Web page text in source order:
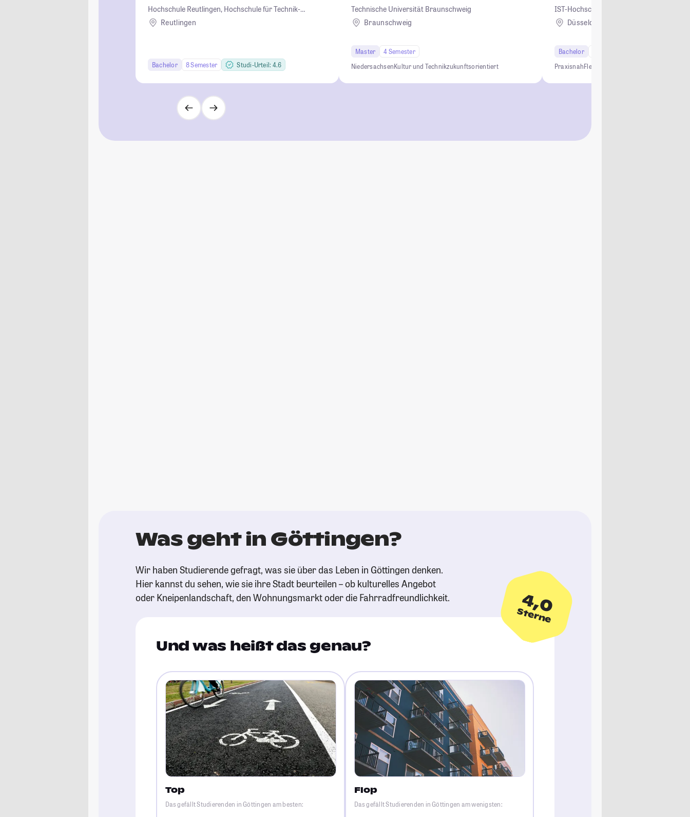
Hochschule Reutlingen, Hochschule für Technik-
Wirtschaft-Informatik-Design
Reutlingen
Bachelor 8 Semester Studi-Urteil: 4.6
Technische Universität Braunschweig
Braunschweig
Master
4 Semester
NiedersachsenKultur und Technikzukunftsorientiert
IST-Hochschule für Management
Düsseldorf
Bachelor
PraxisnahFlexibel studieren
Was geht in Göttingen?
Wir haben Studierende gefragt, was sie über das Leben in Göttingen denken.
Hier kannst du sehen, wie sie ihre Stadt beurteilen – ob kulturelles Angebot
oder Kneipenlandschaft, den Wohnungsmarkt oder die Fahrradfreundlichkeit.
4,0
Sterne
Und was heißt das genau?
Top
Das gefällt Studierenden in Göttingen am besten:
Flop
Das gefällt Studierenden in Göttingen am wenigsten: